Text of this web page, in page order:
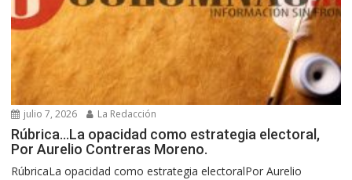
julio 7, 2026 La Redacción
Rúbrica…La opacidad como estrategia electoral,
Por Aurelio Contreras Moreno.
RúbricaLa opacidad como estrategia electoralPor Aurelio